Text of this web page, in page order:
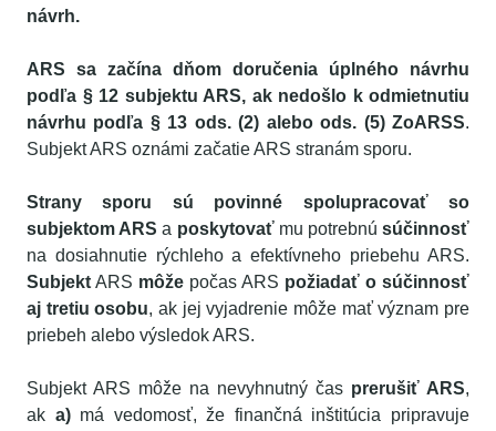
návrh.
ARS sa začína dňom doručenia úplného návrhu
podľa § 12 subjektu ARS, ak nedošlo k odmietnutiu
návrhu podľa § 13 ods. (2) alebo ods. (5) ZoARSS.
Subjekt ARS oznámi začatie ARS stranám sporu.
Strany sporu sú povinné spolupracovať so
subjektom ARS a poskytovaťmu potrebnúsúčinnosť
na dosiahnutie rýchleho a efektívneho priebehu ARS.
Subjekt ARS môže počas ARS požiadať o súčinnosť
aj tretiu osobu, ak jej vyjadrenie môže mať význam pre
priebeh alebo výsledok ARS.
Subjekt ARS môže na nevyhnutný čas prerušiť ARS,
ak a) má vedomosť, že finančná inštitúcia pripravuje